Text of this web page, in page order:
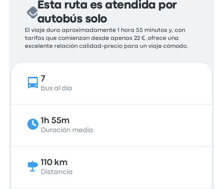
Esta ruta es atendida por
autobús solo
El viaje dura aproximadamente 1 hora 55 minutos y, con
tarifas que comienzan desde apenas 22 €, ofrece una
excelente relación calidad-precio para un viaje cómodo.
7
bus al día
1h 55m
Duración media
110 km
Distancia